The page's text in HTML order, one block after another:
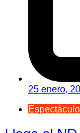
25 enero,